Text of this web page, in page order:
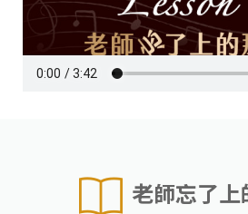
老師忘了上